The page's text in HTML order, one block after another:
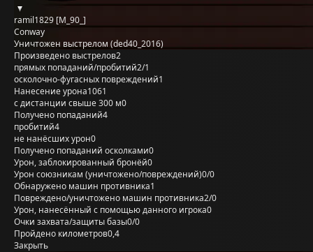
ramil1829 [M_90_]
Conway
Уничтожен выстрелом (ded40_2016)
Произведено выстрелов2
прямых попаданий/пробитий2/1
осколочно-фугасных повреждений1
Нанесение урона1061
с дистанции свыше 300 м0
Получено попаданий4
пробитий4
не нанёсших урон0
Получено попаданий осколками0
Урон, заблокированный бронёй0
Урон союзникам (уничтожено/повреждений)0/0
Обнаружено машин противника1
Повреждено/уничтожено машин противника2/0
Урон, нанесённый с помощью данного игрока0
Очки захвата/защиты базы0/0
Пройдено километров0,4
Закрыть